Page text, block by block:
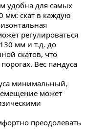
удобна для самых
мм: скат в каждую
регулироваться
мм и т.д. до
скатов, что
Вес пандуса
минимальный,
может
преодолевать